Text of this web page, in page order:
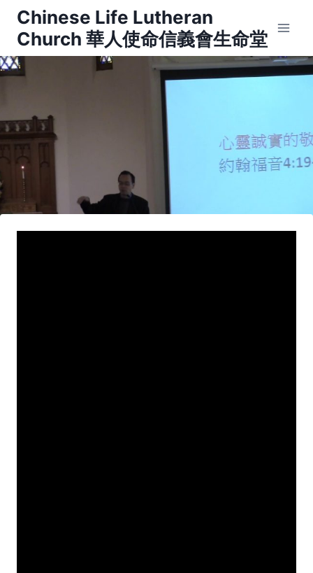
Skip
content
Chinese Life Lutheran
Church 華人使命信義會生命堂